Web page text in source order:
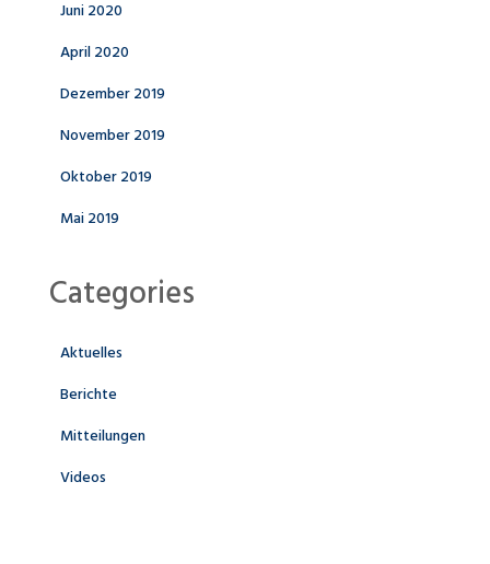
Juni 2020
April 2020
Dezember 2019
November 2019
Oktober 2019
Mai 2019
Categories
Aktuelles
Berichte
Mitteilungen
Videos